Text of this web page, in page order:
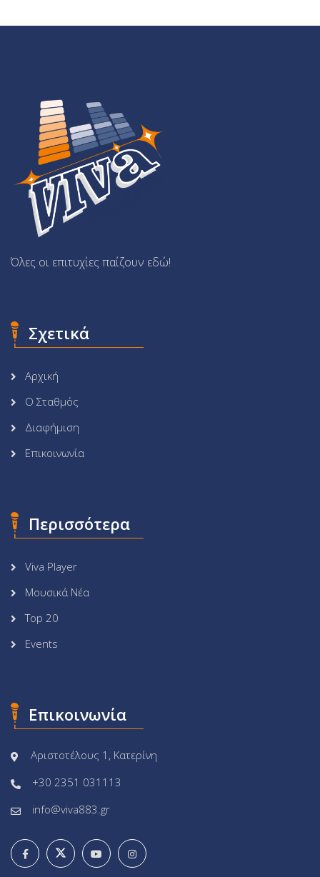
Όλες οι επιτυχίες παίζουν εδώ!
Σχετικά
Αρχική
Ο Σταθμός
Διαφήμιση
Επικοινωνία
Περισσότερα
Viva Player
Μουσικά Νέα
Top 20
Events
Επικοινωνία
Αριστοτέλους 1, Κατερίνη
+30 2351 031113
info@viva883.gr